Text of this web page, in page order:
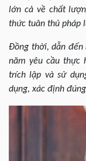
lớn cả về chất
thức tuân thủ pháp
Đồng thời, dẫn đến
năm yêu cầu thực
trích lập và sử
dụng, xác định